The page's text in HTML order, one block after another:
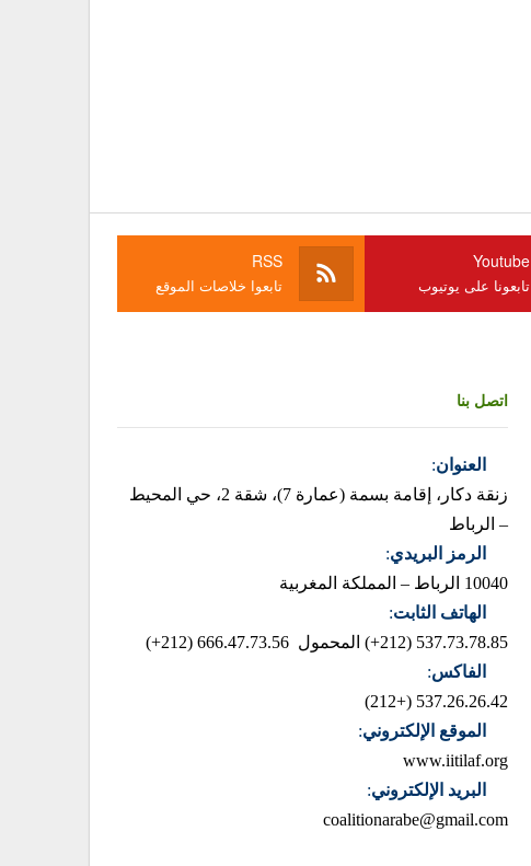
Youtube
تابعونا على يوتيوب
RSS
تابعوا خلاصات الموقع
اتصل بنا
العنوان:
زنقة دكار، إقامة بسمة (عمارة 7)، شقة 2، حي المحيط
– الرباط
الرمز البريدي:
10040 الرباط – المملكة المغربية
الهاتف الثابت:
537.73.78.85 (212+)
المحمول 666.47.73.56 (212+)
الفاكس:
537.26.26.42 (+212)
الموقع الإلكتروني:
www.iitilaf.org
البريد الإلكتروني:
coalitionarabe@gmail.com